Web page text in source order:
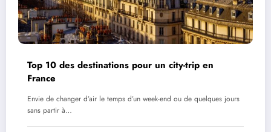
Top 10 des destinations pour un city-trip en
France
Envie de changer d’air le temps d’un week-end ou de quelques jours
sans partir à…